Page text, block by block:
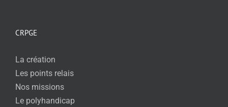
CRPGE
La création
Les points relais
Nos missions
Le polyhandicap